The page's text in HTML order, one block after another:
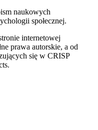
naukowych
społecznej.
internetowej
prawa autorskie, a od
się w CRISP